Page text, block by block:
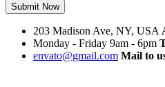
Submit Now
203 Madison Ave, NY, USA
Monday - Friday 9am - 6pm
envato@gmail.com Mail to